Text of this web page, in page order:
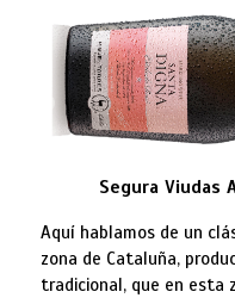
Segura Viudas
Aquí hablamos de un
zona de Cataluña,
tradicional, que en esta